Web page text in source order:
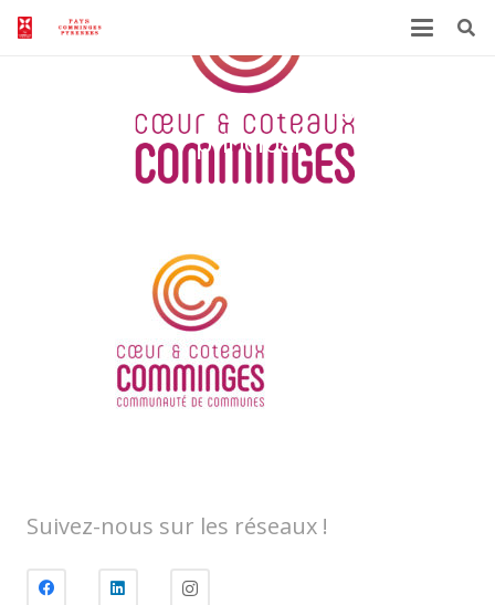
Coeur Coteaux Comminges -logo-
principal
Suivez-nous sur les réseaux !